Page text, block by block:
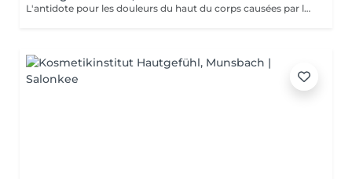
L'antidote pour les douleurs du haut du corps causées par le travail au bureau ou l'exercice comme le golf, le tennis et l'haltérophilie. La combinaison de l'étirement assisté et du massage des tissus profonds aidera à augmenter la flexibilité et le mouvement des hanches vers le haut.